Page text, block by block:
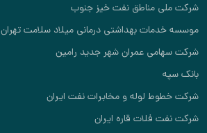
شرکت ملی مناطق نفت خیز جنوب
موسسه خدمات بهداشتی درمانی میلاد سلامت تهران
شرکت سهامی عمران شهر جدید رامین
بانک سپه
شرکت خطوط لوله و مخابرات نفت ایران
شرکت نفت فلات قاره ایران